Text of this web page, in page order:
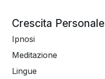
Crescita Personale
Ipnosi
Meditazione
Lingue